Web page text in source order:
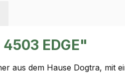
EDGE"
aus dem Hause Dogtra, mit